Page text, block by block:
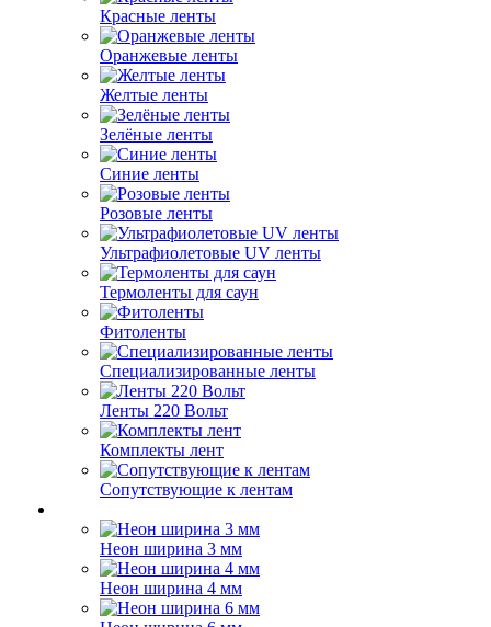
Красные ленты
Оранжевые ленты
Желтые ленты
Зелёные ленты
Синие ленты
Розовые ленты
Ультрафиолетовые UV ленты
Термоленты для саун
Фитоленты
Специализированные ленты
Ленты 220 Вольт
Комплекты лент
Сопутствующие к лентам
Неон ширина 3 мм
Неон ширина 4 мм